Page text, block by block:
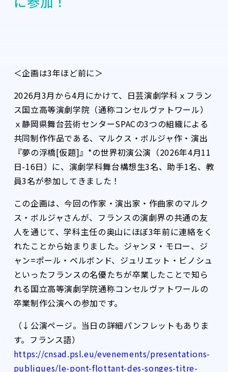
＜企画は3年ほど前に＞
2026月3月から4月にかけて、日芸演劇学科ｘフラン
ス国立高等演劇学院（通称コンセルヴァトワール）
ｘ静岡県舞台芸術センターSPACの3つの組織による
共同制作作品である、マルクス・ボルジャ作・演出
『夢の浮橋[仮題]』*の世界初演公演（2026年4月11
日-16日）に、演劇学科舞台構想生3名、助手1名、教
員3名が参加してきました！
この企画は、今回の作家・演出家・作曲家のマルク
ス・ボルジャさんが、フランスの演劇界の共通の友
人を通じて、学科主任の奥山にほぼ3年前に連絡をく
れたことから始まりました。ジャンヌ・モロー、ジ
ャン=ポール・ベルボンド、ジュリエット・ビノシュ
といったフランスの名優たちが卒業したことで知ら
れる国立高等演劇学院通称コンセルヴァトワールの
卒業制作公演への参加です。
（↓公演ページ。当日の詳細パンフレットもありま
す。フランス語）
https://cnsad.psl.eu/evenements/presentations-
publiques/le-pont-flottant-des-songes-titre-